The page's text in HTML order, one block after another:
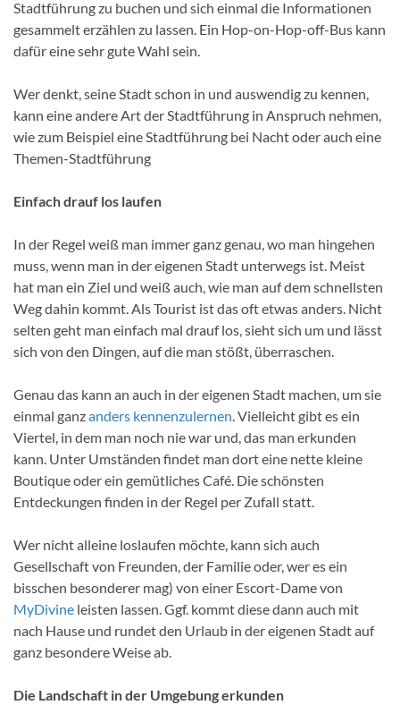
Stadtführung zu buchen und sich einmal die Informationen
gesammelt erzählen zu lassen. Ein Hop-on-Hop-off-Bus kann
dafür eine sehr gute Wahl sein.
Wer denkt, seine Stadt schon in und auswendig zu kennen,
kann eine andere Art der Stadtführung in Anspruch nehmen,
wie zum Beispiel eine Stadtführung bei Nacht oder auch eine
Themen-Stadtführung
Einfach drauf los laufen
In der Regel weiß man immer ganz genau, wo man hingehen
muss, wenn man in der eigenen Stadt unterwegs ist. Meist
hat man ein Ziel und weiß auch, wie man auf dem schnellsten
Weg dahin kommt. Als Tourist ist das oft etwas anders. Nicht
selten geht man einfach mal drauf los, sieht sich um und lässt
sich von den Dingen, auf die man stößt, überraschen.
Genau das kann an auch in der eigenen Stadt machen, um sie
einmal ganzanders kennenzulernen. Vielleicht gibt es ein
Viertel, in dem man noch nie war und, das man erkunden
kann. Unter Umständen findet man dort eine nette kleine
Boutique oder ein gemütliches Café. Die schönsten
Entdeckungen finden in der Regel per Zufall statt.
Wer nicht alleine loslaufen möchte, kann sich auch
Gesellschaft von Freunden, der Familie oder, wer es ein
bisschen besonderer mag) von einer Escort-Dame von
MyDivine leisten lassen. Ggf. kommt diese dann auch mit
nach Hause und rundet den Urlaub in der eigenen Stadt auf
ganz besondere Weise ab.
Die Landschaft in der Umgebung erkunden